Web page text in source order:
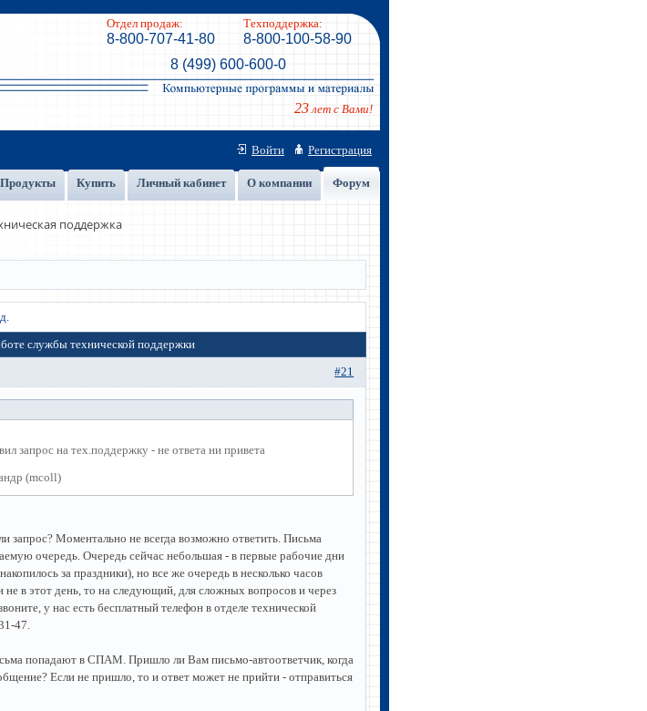
Отдел продаж:
8-800-707-41-80
Техподдержка:
8-800-100-58-90
8 (499) 600-600-0
23лет с Вами!
Войти Регистрация
Продукты Купить Личный кабинет О компании Форум
поддержка
службы технической поддержки
#21
запрос на тех.поддержку - не ответа ни привета
(mcoll)
запрос? Моментально не всегда возможно ответить. Письма
очередь. Очередь сейчас небольшая - в первые рабочие дни
за праздники), но все же очередь в несколько часов
не в этот день, то на следующий, для сложных вопросов и через
у нас есть бесплатный телефон в отделе технической
47.
попадают в СПАМ. Пришло ли Вам письмо-автоответчик, когда
Если не пришло, то и ответ может не прийти - отправиться